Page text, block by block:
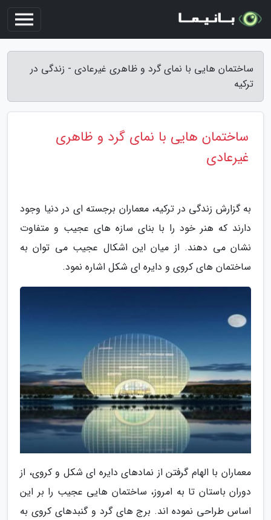
ساختمان هایی با نمای گرد و ظاهری غیرعادی - زندگی در
ترکیه
ساختمان هایی با نمای گرد و ظاهری
غیرعادی
به گزارش زندگی در ترکیه، معماران برجسته ای در دنیا وجود
دارند که هنر خود را با بنای سازه های عجیب و متفاوت
نشان می دهند. از میان این اشکال عجیب می توان به
ساختمان های کروی و دایره ای شکل اشاره نمود.
معماران با الهام گرفتن از نمادهای دایره ای شکل و کروی، از
دوران باستان تا به امروز، ساختمان هایی عجیب را بر این
اساس طراحی نموده اند. برج های گرد و گنبدهای کروی به